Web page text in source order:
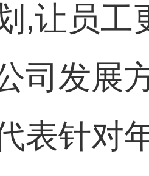
,让员工
司发展
表针对